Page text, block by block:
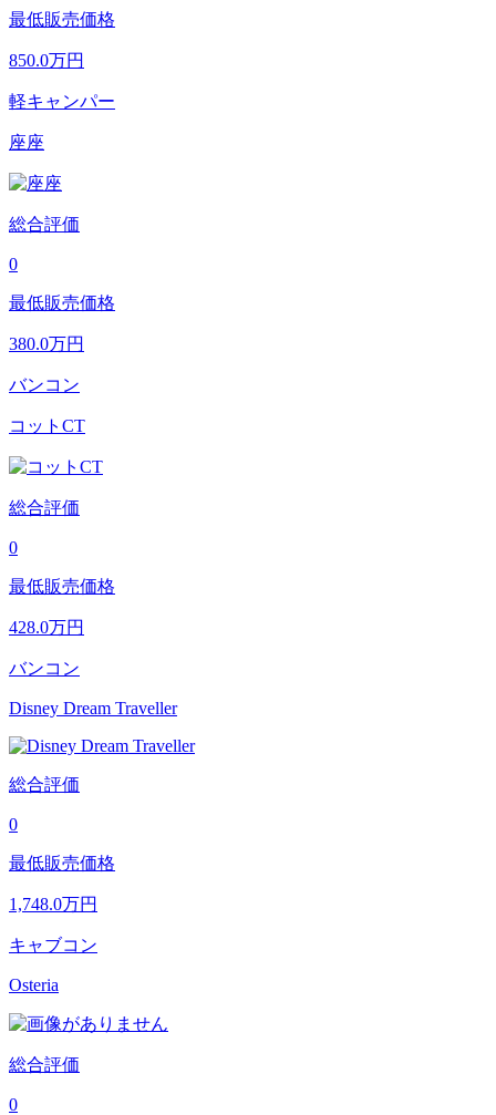
最低販売価格
850.0万円
軽キャンパー
座座
総合評価
0
最低販売価格
380.0万円
バンコン
コットCT
総合評価
0
最低販売価格
428.0万円
バンコン
Disney Dream Traveller
総合評価
0
最低販売価格
1,748.0万円
キャブコン
Osteria
総合評価
0